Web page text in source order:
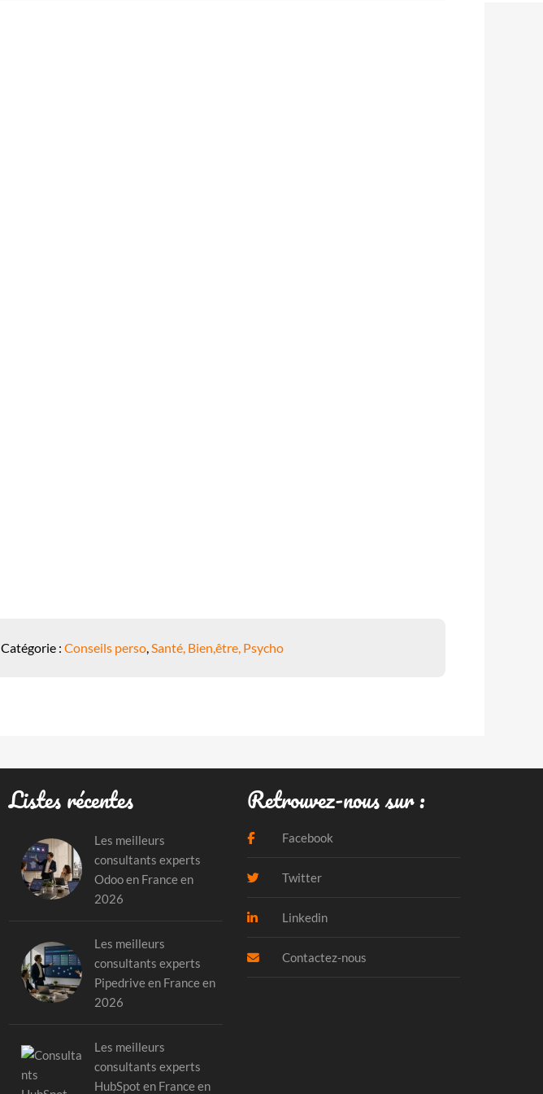
Catégorie : Conseils perso,Santé, Bien,être, Psycho
Listes récentes
Les meilleurs
consultants experts
Odoo en France en
2026
Les meilleurs
consultants experts
Pipedrive en France en
2026
Les meilleurs
consultants experts
HubSpot en France en
Retrouvez-nous sur :
Facebook
Twitter
Linkedin
Contactez-nous